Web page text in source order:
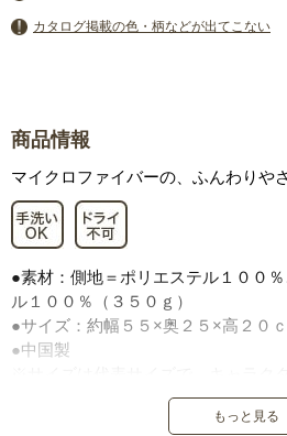
カタログ掲載の色・柄などが出てこない
商品情報
マイクロファイバーの、ふんわりや
●素材：側地＝ポリエステル１００
ル１００％（３５０ｇ）
●サイズ：約幅５５×奥２５×高２０
●中国製
もっと見る